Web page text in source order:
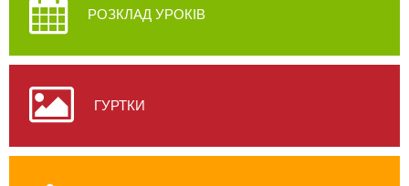
РОЗКЛАД УРОКІВ
ГУРТКИ